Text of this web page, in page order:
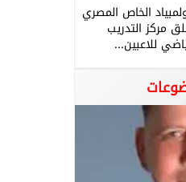
الخاص المصري
مركز التدريب
للاعبين...